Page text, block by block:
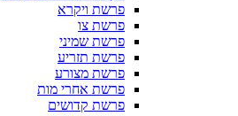
פרשת ויקרא
פרשת צו
פרשת שמיני
פרשת תזריע
פרשת מצורע
פרשת אחרי מות
פרשת קדושים